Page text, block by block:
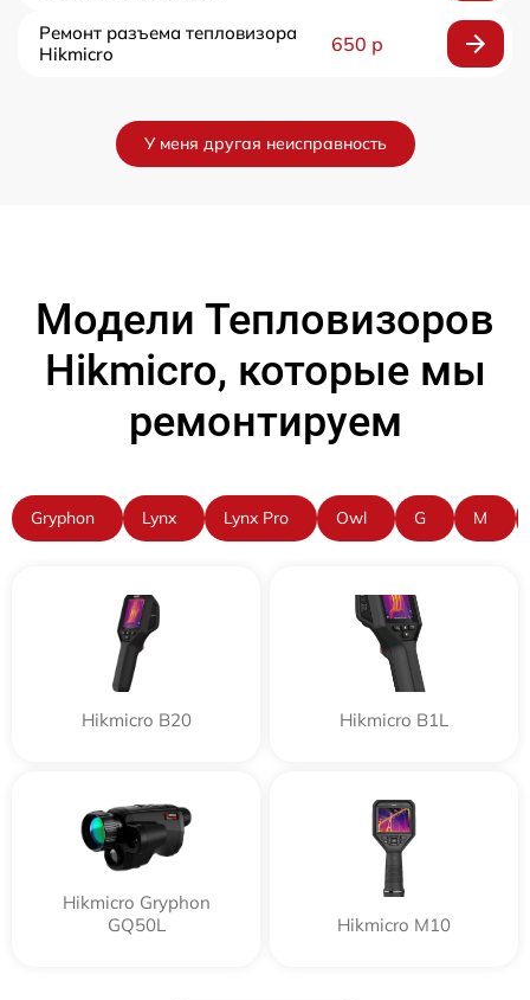
Ремонт разъема тепловизора
Hikmicro
650 р
У меня другая неисправность
Модели Тепловизоров
Hikmicro, которые мы
ремонтируем
Gryphon Lynx Lynx Pro Owl G M
Hikmicro B20 Hikmicro B1L
Hikmicro Gryphon
GQ50L
Hikmicro M10